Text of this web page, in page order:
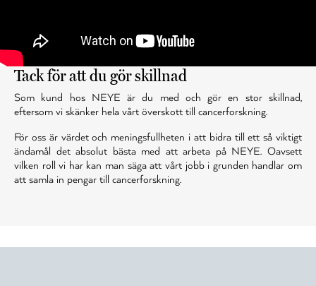
Tack för att du gör skillnad
Som kund hos NEYE är du med och gör en stor skillnad,
eftersom vi skänker hela vårt överskott till cancerforskning.
För oss är värdet och meningsfullheten i att bidra till ett så viktigt
ändamål det absolut bästa med att arbeta på NEYE. Oavsett
vilken roll vi har kan man säga att vårt jobb i grunden handlar om
att samla in pengar till cancerforskning.